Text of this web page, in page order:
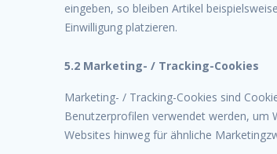
eingeben, so bleiben Artikel
Einwilligung platzieren.
5.2 Marketing- / Tracking-Cookies
Marketing- / Tracking-Cookies sind
Benutzerprofilen verwendet werden, um
Websites hinweg für ähnliche